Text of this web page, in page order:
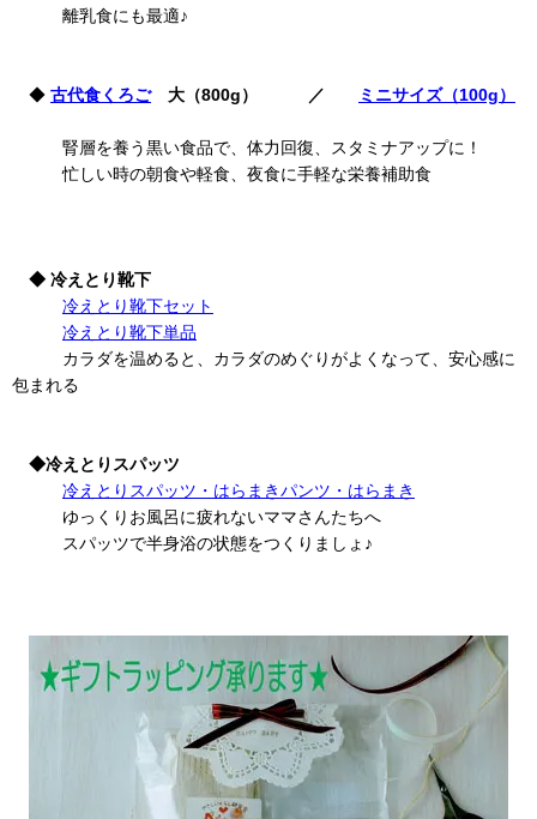
離乳食にも最適♪
◆ 古代食くろご大（800g） ／ ミニサイズ（100g）
腎層を養う黒い食品で、体力回復、スタミナアップに！
忙しい時の朝食や軽食、夜食に手軽な栄養補助食
◆ 冷えとり靴下
冷えとり靴下セット
冷えとり靴下単品
カラダを温めると、カラダのめぐりがよくなって、安心感に
包まれる
◆冷えとりスパッツ
冷えとりスパッツ・はらまきパンツ・はらまき
ゆっくりお風呂に疲れないママさんたちへ
スパッツで半身浴の状態をつくりましょ♪